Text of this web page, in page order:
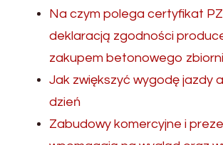
Na czym polega certyfikat
deklaracją zgodności
zakupem betonowego
Jak zwiększyć wygodę jazdy
dzień
Zabudowy komercyjne i